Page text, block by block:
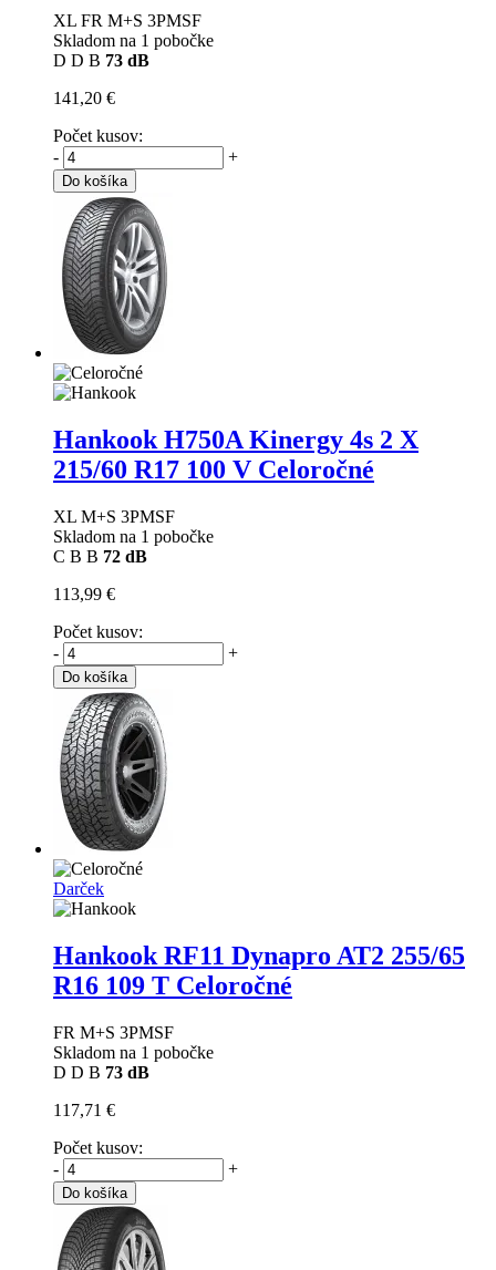
XL FR M+S 3PMSF
Skladom na 1 pobočke
D D B 73 dB
141,20 €
Počet kusov:
-
+
Do košíka
Hankook H750A Kinergy 4s 2 X
215/60 R17 100 V Celoročné
XL M+S 3PMSF
Skladom na 1 pobočke
C B B 72 dB
113,99 €
Počet kusov:
-
+
Do košíka
Darček
Hankook RF11 Dynapro AT2 255/65
R16 109 T Celoročné
FR M+S 3PMSF
Skladom na 1 pobočke
D D B 73 dB
117,71 €
Počet kusov:
-
+
Do košíka